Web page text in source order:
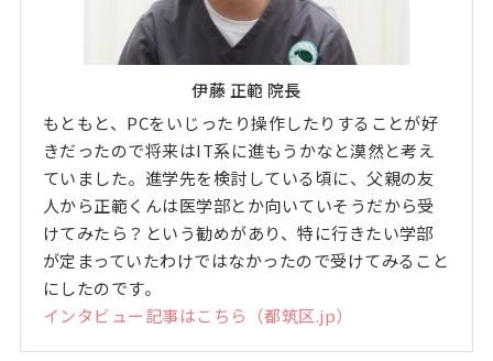
伊藤 正範 院長
もともと、PCをいじったり操作したりすることが好
きだったので将来はIT系に進もうかなと漠然と考え
ていました。進学先を検討している頃に、父親の友
人から正範くんは医学部とか向いていそうだから受
けてみたら？という勧めがあり、特に行きたい学部
が定まっていたわけではなかったので受けてみること
にしたのです。
インタビュー記事はこちら（都筑区.jp）